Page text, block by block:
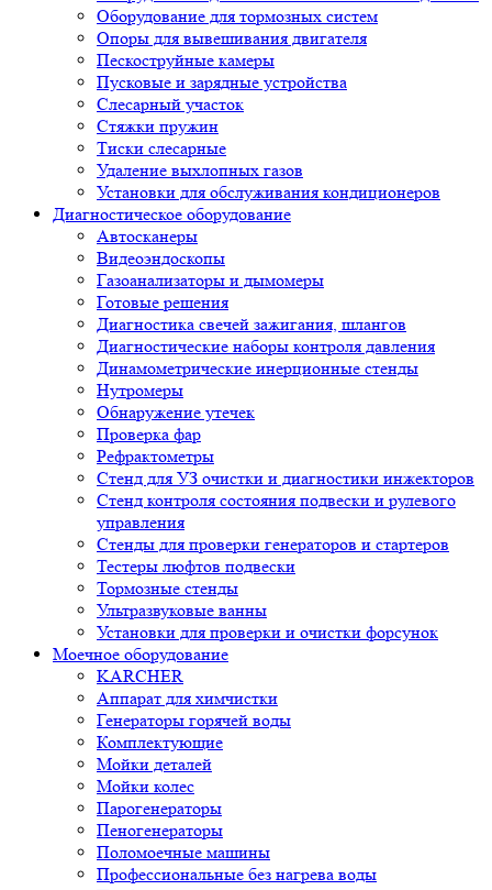
Слесарный участок
Стяжки пружин
Тиски слесарные
Удаление выхлопных газов
Установки для обслуживания кондиционеров
Диагностическое оборудование
Автосканеры
Видеоэндоскопы
Газоанализаторы и дымомеры
Готовые решения
Диагностика свечей зажигания, шлангов
Диагностические наборы контроля давления
Динамометрические инерционные стенды
Нутромеры
Обнаружение утечек
Проверка фар
Рефрактометры
Стенд для УЗ очистки и диагностики инжекторов
Стенд контроля состояния подвески и рулевого
управления
Стенды для проверки генераторов и стартеров
Тестеры люфтов подвески
Тормозные стенды
Ультразвуковые ванны
Установки для проверки и очистки форсунок
Моечное оборудование
KARCHER
Аппарат для химчистки
Генераторы горячей воды
Комплектующие
Мойки деталей
Мойки колес
Парогенераторы
Пеногенераторы
Поломоечные машины
Профессиональные без нагрева воды
Профессиональные с нагревом воды
Профессиональные стационарные
Пылесосы/Системы пылеудаления
Системы водной очистки